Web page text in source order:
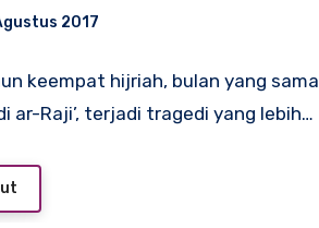
2017
keempat hijriah, bulan yang sama
ar-Raji’, terjadi tragedi yang lebih…